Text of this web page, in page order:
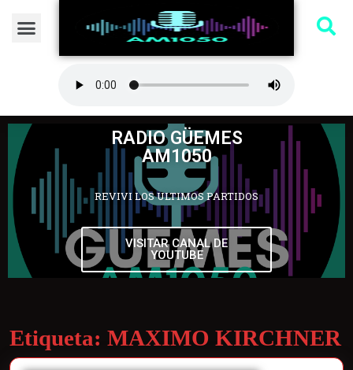
RADIO GÜEMES
AM1050
REVIVI LOS ULTIMOS PARTIDOS
VISITAR CANAL DE
YOUTUBE
Etiqueta: MAXIMO KIRCHNER